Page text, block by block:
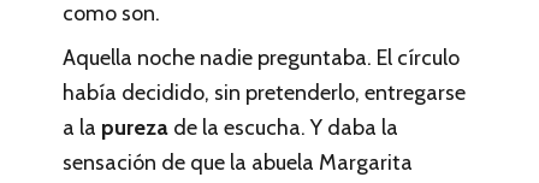
como son.
Aquella noche nadie preguntaba. El círculo
había decidido, sin pretenderlo, entregarse
a la pureza de la escucha. Y daba la
sensación de que la abuela Margarita